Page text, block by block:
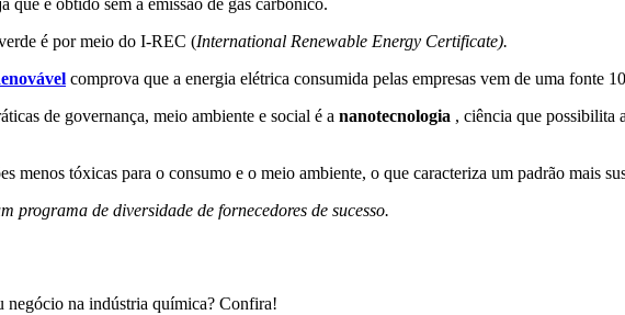
é obtido sem a emissão de gás carbônico.
é por meio do I-REC (International Renewable Energy Certificate).
comprova que a energia elétrica consumida pelas empresas vem de uma fonte
de governança, meio ambiente e social é a nanotecnologia , ciência que possibilita
tóxicas para o consumo e o meio ambiente, o que caracteriza um padrão mais
de diversidade de fornecedores de sucesso.
negócio na indústria química? Confira!